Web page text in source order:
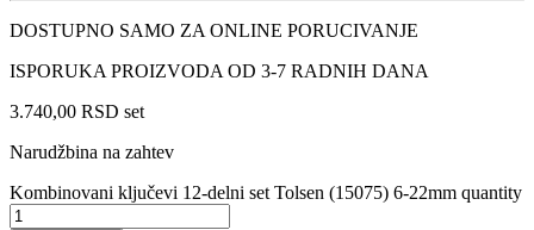
DOSTUPNO SAMO ZA ONLINE PORUCIVANJE
ISPORUKA PROIZVODA OD 3-7 RADNIH DANA
3.740,00 RSD set
Narudžbina na zahtev
Kombinovani ključevi 12-delni set Tolsen (15075) 6-22mm quantity